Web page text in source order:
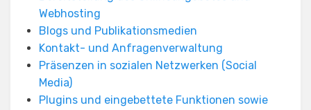
Webhosting
Blogs und Publikationsmedien
Kontakt- und Anfragenverwaltung
Präsenzen in sozialen Netzwerken (Social
Media)
Plugins und eingebettete Funktionen sowie